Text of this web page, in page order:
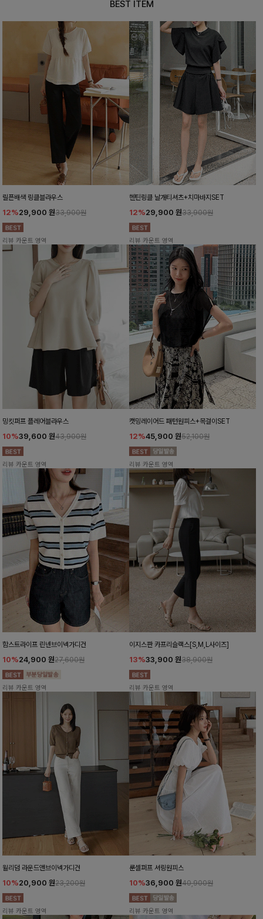
BEST ITEM
릴픈배색 링클블라우스
12%29,900 원33,900원
리뷰 카운트 영역
헨틴링클 날개티셔츠+치마바지SET
12%29,900 원33,900원
리뷰 카운트 영역
밍킷퍼프 플레어블라우스
10%39,600 원43,900원
리뷰 카운트 영역
캣밍레이어드 패턴원피스+목걸이SET
12%45,900 원52,100원
리뷰 카운트 영역
함스트라이프 린넨브이넥가디건
10%24,900 원27,600원
리뷰 카운트 영역
이지스판 카프리슬랙스[S,M,L사이즈]
13%33,900 원38,900원
리뷰 카운트 영역
윌리덤 라운드앤브이넥가디건
10%20,900 원23,200원
리뷰 카운트 영역
룬셀퍼프 셔링원피스
10%36,900 원40,900원
리뷰 카운트 영역